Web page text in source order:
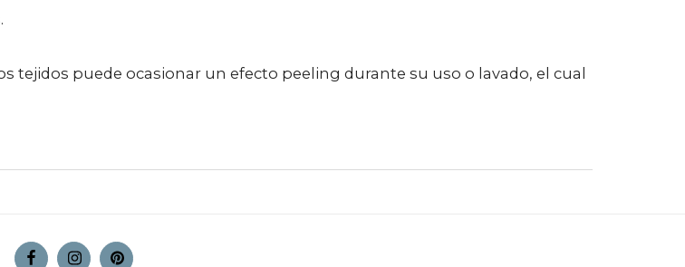
tejidos puede ocasionar un efecto peeling durante su uso o lavado, el cual